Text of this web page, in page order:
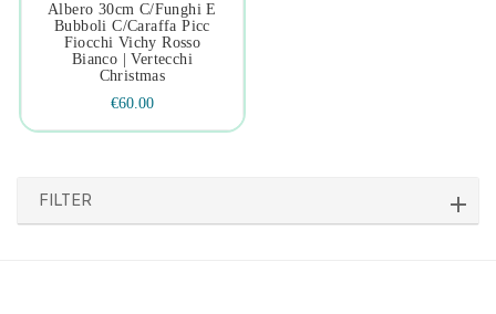
Albero 30cm C/funghi E
Bubboli C/caraffa Picc
Fiocchi Vichy Rosso
Bianco | Vertecchi
Christmas
€60.00
FILTER